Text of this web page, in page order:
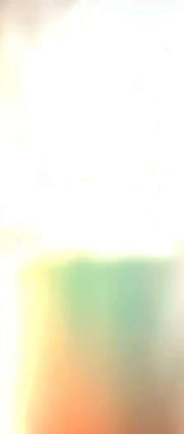
del 1907, recepta pàgina
de xocolata
del 1907, recepta pàgina